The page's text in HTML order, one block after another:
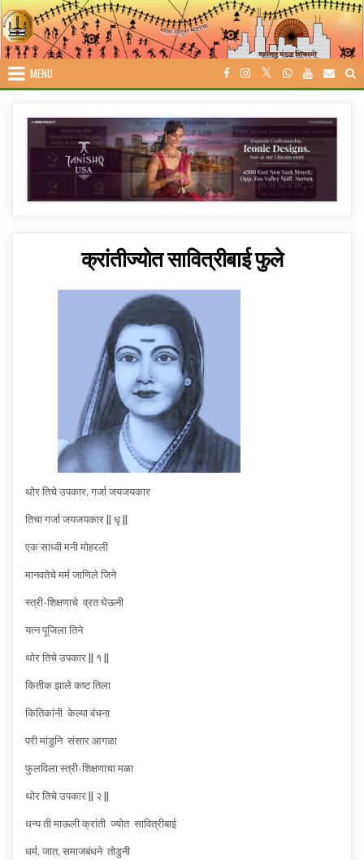
Skip
to
content
MENU
क्रांतीज्योत सावित्रीबाई फुले
थोर तिचे उपकार, गर्जा जयजयकार
तिचा गर्जा जयजयकार || धृ ||
एक साध्वी मनी मोहरली
मानवतेचे मर्म जाणिले जिने
स्त्री-शिक्षणाचे व्रत घेऊनी
यत्न पूजिला तिने
थोर तिचे उपकार || १ ||
कितीक झाले कष्ट तिला
कितिकांनी केल्या वंचना
परी मांडुनि संसार आगळा
फुलविला स्त्री-शिक्षणाचा मळा
थोर तिचे उपकार || २ ||
धन्य ती माऊली क्रांती ज्योत सावित्रीबाई
धर्म, जात, समाजबंधने तोडुनी